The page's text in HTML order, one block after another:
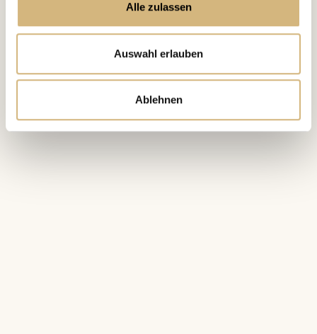
Alle zulassen
Auswahl erlauben
Ablehnen